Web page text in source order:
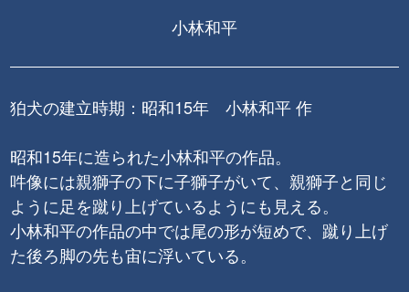
小林和平
狛犬の建立時期：昭和15年 小林和平 作
昭和15年に造られた小林和平の作品。
吽像には親獅子の下に子獅子がいて、親獅子と同じ
ように足を蹴り上げているようにも見える。
小林和平の作品の中では尾の形が短めで、蹴り上げ
た後ろ脚の先も宙に浮いている。